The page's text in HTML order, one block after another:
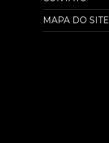
MAPA DO SITE